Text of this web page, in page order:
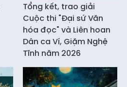
Tổng kết, trao giải
Cuộc thi "Đại sứ Văn
hóa đọc" và Liên hoan
Dân ca Ví, Giặm Nghệ
Tĩnh năm 2026